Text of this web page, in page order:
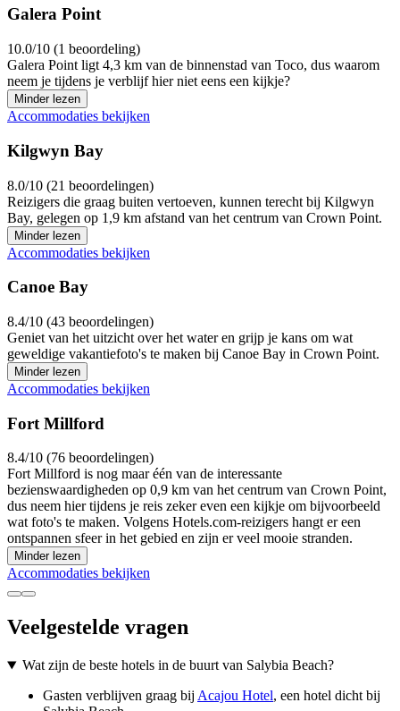
Galera Point
10.0/10 (1 beoordeling)
Galera Point ligt 4,3 km van de binnenstad van Toco, dus waarom
neem je tijdens je verblijf hier niet eens een kijkje?
Minder lezen
Accommodaties bekijken
Kilgwyn Bay
8.0/10 (21 beoordelingen)
Reizigers die graag buiten vertoeven, kunnen terecht bij Kilgwyn
Bay, gelegen op 1,9 km afstand van het centrum van Crown Point.
Minder lezen
Accommodaties bekijken
Canoe Bay
8.4/10 (43 beoordelingen)
Geniet van het uitzicht over het water en grijp je kans om wat
geweldige vakantiefoto's te maken bij Canoe Bay in Crown Point.
Minder lezen
Accommodaties bekijken
Fort Millford
8.4/10 (76 beoordelingen)
Fort Millford is nog maar één van de interessante
bezienswaardigheden op 0,9 km van het centrum van Crown Point,
dus neem hier tijdens je reis zeker even een kijkje om bijvoorbeeld
wat foto's te maken. Volgens Hotels.com-reizigers hangt er een
ontspannen sfeer in het gebied en zijn er veel mooie stranden.
Minder lezen
Accommodaties bekijken
Veelgestelde vragen
Wat zijn de beste hotels in de buurt van Salybia Beach?
Gasten verblijven graag bij Acajou Hotel, een hotel dicht bij